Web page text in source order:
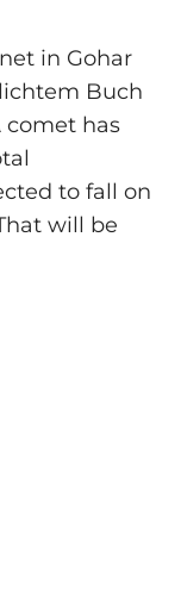
in Gohar
Buch
comet has
to fall on
will be